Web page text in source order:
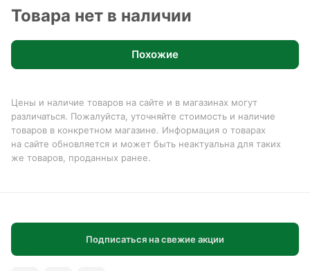
Товара нет в наличии
Похожие
Цены и наличие товаров на сайте и в магазинах могут
различаться. Пожалуйста, уточняйте стоимость и наличие
товаров в конкретном магазине. Информация о товарах
на сайте обновляется и может быть неактуальна для таких
же товаров, проданных ранее.
Подписаться на свежие акции